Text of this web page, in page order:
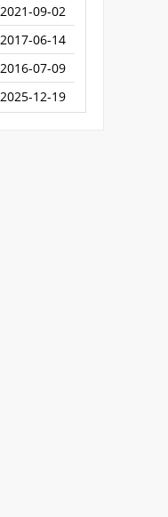
2021-09-02
2017-06-14
2016-07-09
2025-12-19